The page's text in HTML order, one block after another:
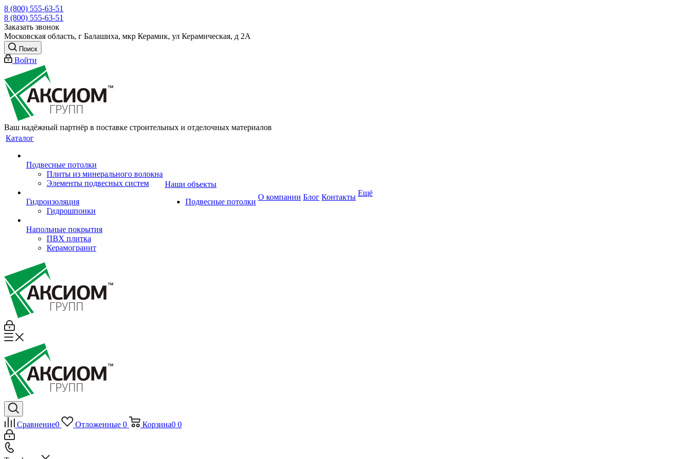
8 (800) 555-63-51
8 (800) 555-63-51
Заказать звонок
Московская область, г Балашиха, мкр Керамик, ул Керамическая, д 2А
Поиск
Войти
Ваш надёжный партнёр в поставке строительных и отделочных материалов
Каталог
Подвесные потолки
Плиты из минерального волокна
Элементы подвесных систем
Гидроизоляция
Гидрошпонки
Напольные покрытия
ПВХ плитка
Керамогранит
Наши объекты
Подвесные потолки
О компании Блог Контакты Ещё
Сравнение0 Отложенные 0 Корзина0 0